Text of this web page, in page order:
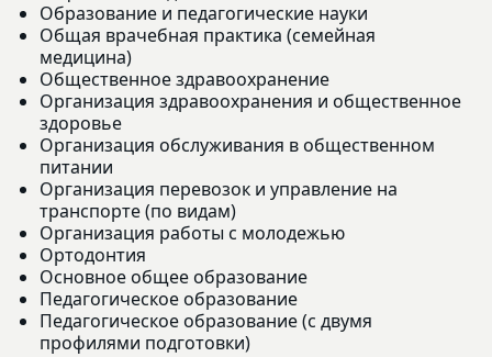
Образование и педагогические науки
Общая врачебная практика (семейная
медицина)
Общественное здравоохранение
Организация здравоохранения и общественное
здоровье
Организация обслуживания в общественном
питании
Организация перевозок и управление на
транспорте (по видам)
Организация работы с молодежью
Ортодонтия
Основное общее образование
Педагогическое образование
Педагогическое образование (с двумя
профилями подготовки)